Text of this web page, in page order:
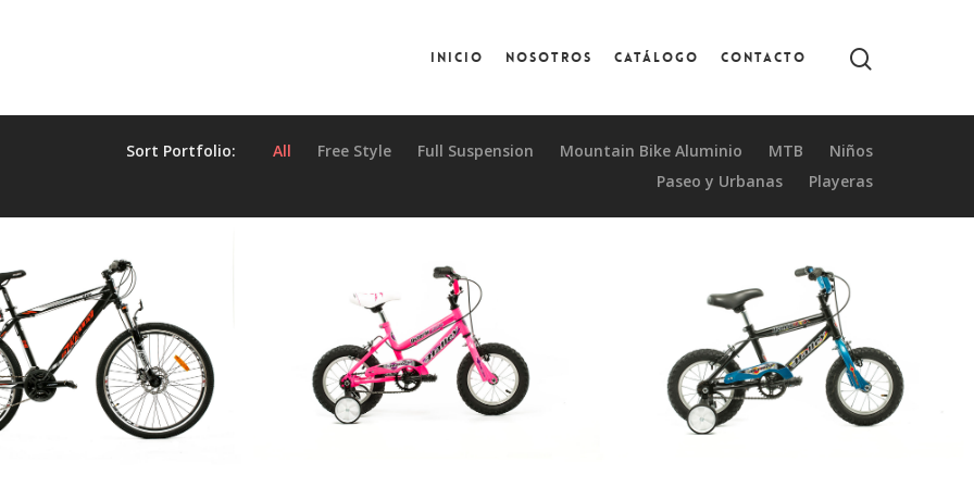
Inicio Nosotros Catálogo Contacto
Sort Portfolio: All Free Style Full Suspension Mountain Bike Aluminio MTB
Niños
Paseo y Urbanas
Playeras